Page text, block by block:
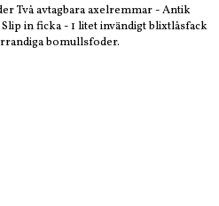
Två avtagbara axelremmar - Antik
in ficka - 1 litet invändigt blixtlåsfack
bomullsfoder.